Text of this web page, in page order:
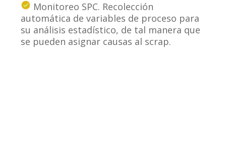
Monitoreo SPC. Recolección
automática de variables de proceso para
su análisis estadístico, de tal manera que
se pueden asignar causas al scrap.